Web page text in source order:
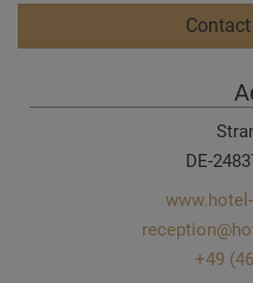
DE-
+49